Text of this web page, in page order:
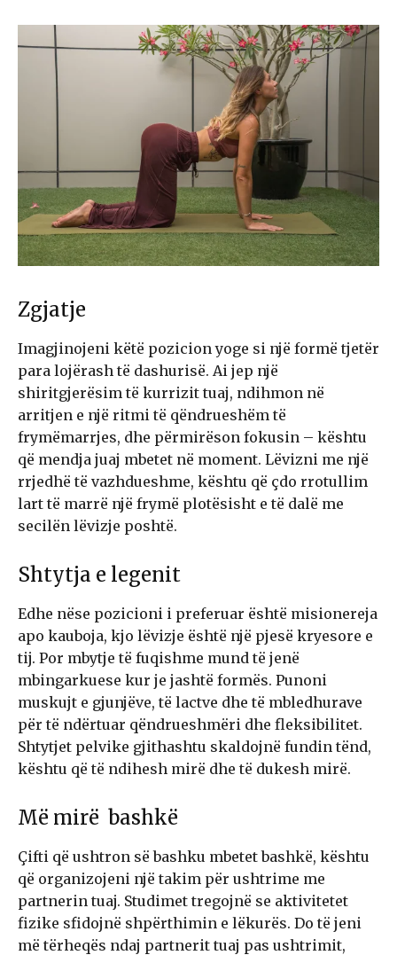
Zgjatje
Imagjinojeni këtë pozicion yoge si një formë tjetër
para lojërash të dashurisë. Ai jep një
shiritgjerësim të kurrizit tuaj, ndihmon në
arritjen e një ritmi të qëndrueshëm të
frymëmarrjes, dhe përmirëson fokusin – kështu
që mendja juaj mbetet në moment. Lëvizni me një
rrjedhë të vazhdueshme, kështu që çdo rrotullim
lart të marrë një frymë plotësisht e të dalë me
secilën lëvizje poshtë.
Shtytja e legenit
Edhe nëse pozicioni i preferuar është misionereja
apo kauboja, kjo lëvizje është një pjesë kryesore e
tij. Por mbytje të fuqishme mund të jenë
mbingarkuese kur je jashtë formës. Punoni
muskujt e gjunjëve, të lactve dhe të mbledhurave
për të ndërtuar qëndrueshmëri dhe fleksibilitet.
Shtytjet pelvike gjithashtu skaldojnë fundin tënd,
kështu që të ndihesh mirë dhe të dukesh mirë.
Më mirë bashkë
Çifti që ushtron së bashku mbetet bashkë, kështu
që organizojeni një takim për ushtrime me
partnerin tuaj. Studimet tregojnë se aktivitetet
fizike sfidojnë shpërthimin e lëkurës. Do të jeni
më tërheqës ndaj partnerit tuaj pas ushtrimit,